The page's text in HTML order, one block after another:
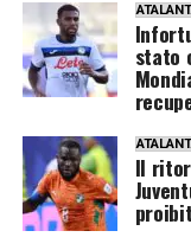
stato
Il